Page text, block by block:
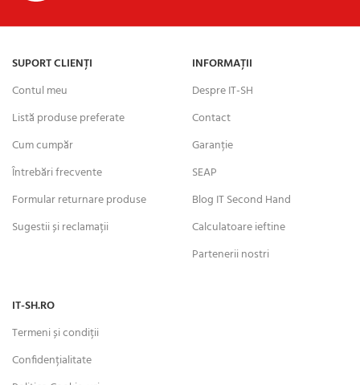
SUPORT CLIENȚI
Contul meu
Listă produse preferate
Cum cumpăr
Întrebări frecvente
Formular returnare produse
Sugestii și reclamații
INFORMAȚII
Despre IT-SH
Contact
Garanție
SEAP
Blog IT Second Hand
Calculatoare ieftine
Partenerii nostri
IT-SH.RO
Termeni și condiții
Confidențialitate